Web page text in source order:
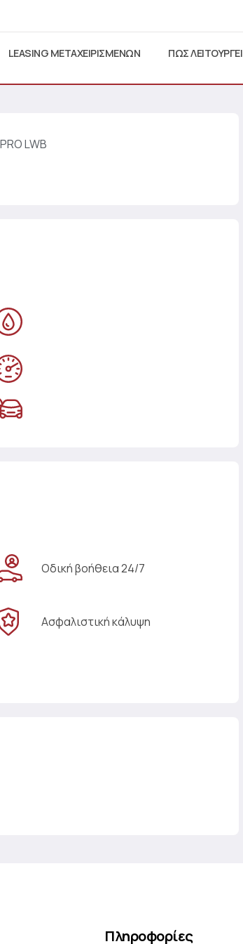
LEASING ΜΕΤΑΧΕΙΡΙΣΜΕΝΩΝ ΠΩΣ ΛΕΙΤΟΥΡΓΕΙ
LWB
Οδική βοήθεια 24/7
Ασφαλιστική κάλυψη
Πληροφορίες